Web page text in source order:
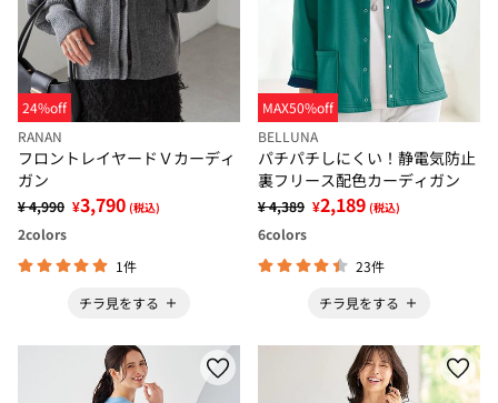
24%off
RANAN
フロントレイヤードＶカーディ
ガン
¥ 4,990 ¥3,790 (税込)
2colors
1件
チラ見をする
MAX50%off
BELLUNA
パチパチしにくい！静電気防止
裏フリース配色カーディガン
¥ 4,389 ¥2,189 (税込)
6colors
23件
チラ見をする